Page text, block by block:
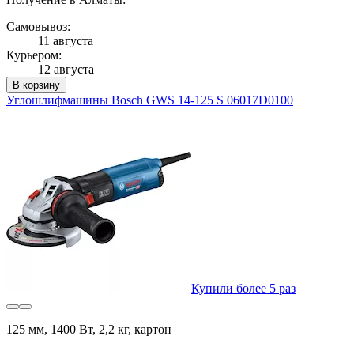
Самовывоз:
11 августа
Курьером:
12 августа
В корзину
Углошлифмашины Bosch GWS 14-125 S 06017D0100
Купили более 5 раз
125 мм, 1400 Вт, 2,2 кг, картон